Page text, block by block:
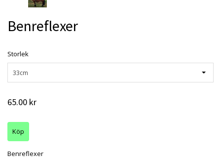
Benreflexer
Storlek
33cm
65.00 kr
Benreflexer